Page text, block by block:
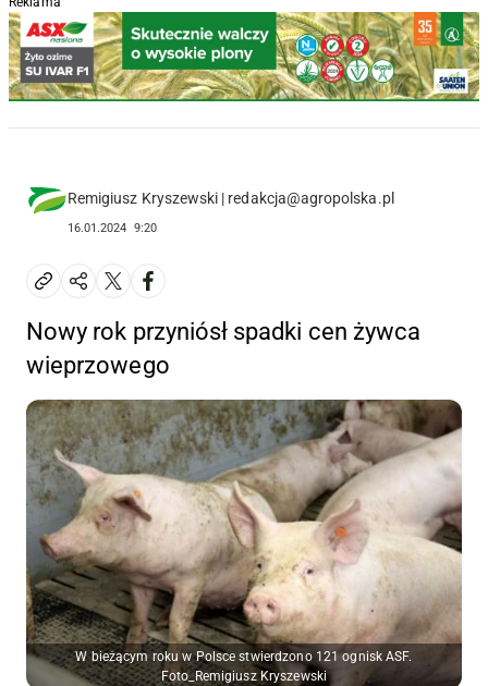
Remigiusz Kryszewski | redakcja@agropolska.pl
16.01.2024 9:20
Nowy rok przyniósł spadki cen żywca
wieprzowego
W bieżącym roku w Polsce stwierdzono 121 ognisk ASF.
Foto_Remigiusz Kryszewski